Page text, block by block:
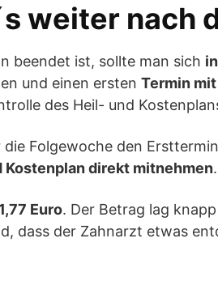
weiter nach
beendet ist, sollte man sich
und einen ersten Termin
des Heil- und
Folgewoche den
Kostenplan direkt mitnehmen.
Euro. Der Betrag lag
dass der Zahnarzt etwas